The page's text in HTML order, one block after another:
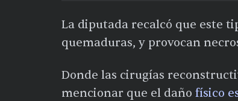
La diputada recalcó que este
quemaduras, y provocan
Donde las cirugías
mencionar que el daño físico